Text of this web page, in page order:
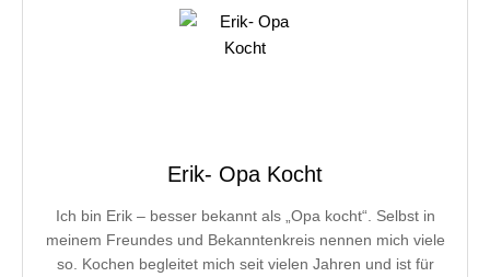
Erik- Opa Kocht
Ich bin Erik – besser bekannt als „Opa kocht“. Selbst in
meinem Freundes und Bekanntenkreis nennen mich viele
so. Kochen begleitet mich seit vielen Jahren und ist für